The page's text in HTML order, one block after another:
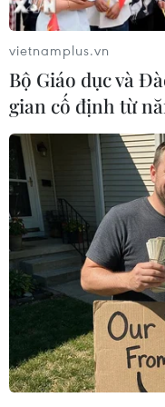
Xịt dưỡng duy trì nếp
vietnamplus.vn
Bộ Giáo dục và
gian cố định từ